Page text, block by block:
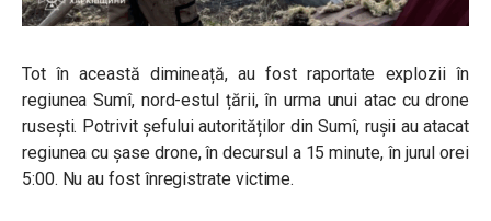
Tot în această dimineață, au fost raportate explozii în
regiunea Sumî, nord-estul țării, în urma unui atac cu drone
rusești. Potrivit șefului autorităților din Sumî, rușii au atacat
regiunea cu șase drone, în decursul a 15 minute, în jurul orei
5:00. Nu au fost înregistrate victime.